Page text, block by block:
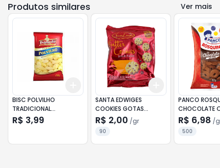
Produtos similares Ver mais
+10
BISC POLVILHO
TRADICIONAL
TRADICAO 100G
R$ 3,99
+5gr
Add
SANTA EDWIGES
COOKIES GOTAS
CHOCO 90G
R$ 2,00 /gr
90
PANCO
CHOCOLATE
500G
R$ 6,98 /
500